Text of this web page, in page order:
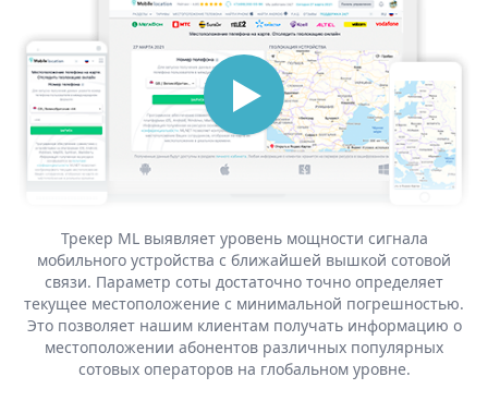
Трекер ML выявляет уровень мощности сигнала
мобильного устройства с ближайшей вышкой сотовой
связи. Параметр соты достаточно точно определяет
текущее местоположение с минимальной погрешностью.
Это позволяет нашим клиентам получать информацию о
местоположении абонентов различных популярных
сотовых операторов на глобальном уровне.